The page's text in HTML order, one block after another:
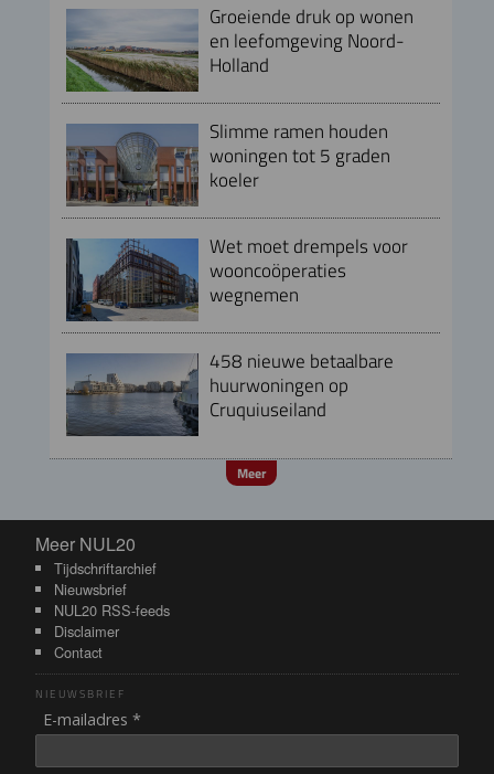
Groeiende druk op wonen
en leefomgeving Noord-
Holland
Slimme ramen houden
woningen tot 5 graden
koeler
Wet moet drempels voor
wooncoöperaties
wegnemen
458 nieuwe betaalbare
huurwoningen op
Cruquiuseiland
Meer
Meer NUL20
Meer NUL20
Tijdschriftarchief
Nieuwsbrief
NUL20 RSS-feeds
Disclaimer
Contact
NIEUWSBRIEF
E-mailadres *